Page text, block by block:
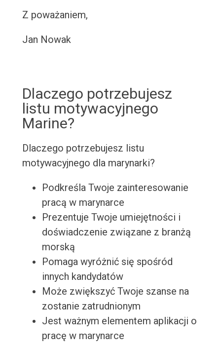
Z poważaniem,
Jan Nowak
Dlaczego potrzebujesz
listu motywacyjnego
Marine?
Dlaczego potrzebujesz listu
motywacyjnego dla marynarki?
Podkreśla Twoje zainteresowanie
pracą w marynarce
Prezentuje Twoje umiejętności i
doświadczenie związane z branżą
morską
Pomaga wyróżnić się spośród
innych kandydatów
Może zwiększyć Twoje szanse na
zostanie zatrudnionym
Jest ważnym elementem aplikacji o
pracę w marynarce